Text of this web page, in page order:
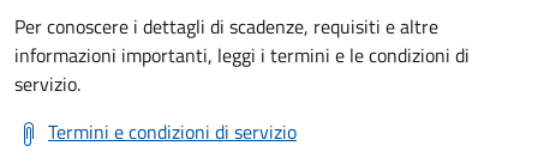
Per conoscere i dettagli di scadenze, requisiti e altre
informazioni importanti, leggi i termini e le condizioni di
servizio.
Termini e condizioni di servizio